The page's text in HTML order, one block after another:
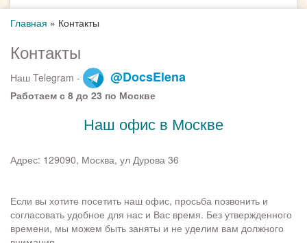
Главная » Контакты
Контакты
Наш Telegram - @DocsElena
Работаем с 8 до 23 по Москве
Наш офис в Москве
Адрес: 129090, Москва, ул Дурова 36
Если вы хотите посетить наш офис, просьба позвонить и
согласовать удобное для нас и Вас время. Без утвержденного
времени, мы можем быть заняты и не уделим вам должного